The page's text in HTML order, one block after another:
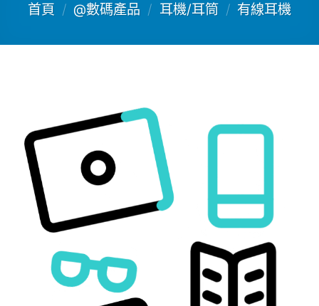
首頁 / @數碼產品 / 耳機/耳筒 / 有線耳機